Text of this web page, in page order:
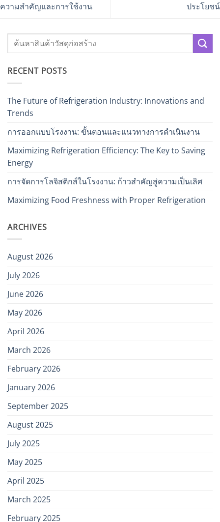
ความสำคัญและการใช้งาน
ประโยชน์
RECENT POSTS
The Future of Refrigeration Industry: Innovations and
Trends
การออกแบบโรงงาน: ขั้นตอนและแนวทางการดำเนินงาน
Maximizing Refrigeration Efficiency: The Key to Saving
Energy
การจัดการโลจิสติกส์ในโรงงาน: ก้าวสำคัญสู่ความเป็นเลิศ
Maximizing Food Freshness with Proper Refrigeration
ARCHIVES
August 2026
July 2026
June 2026
May 2026
April 2026
March 2026
February 2026
January 2026
September 2025
August 2025
July 2025
May 2025
April 2025
March 2025
February 2025